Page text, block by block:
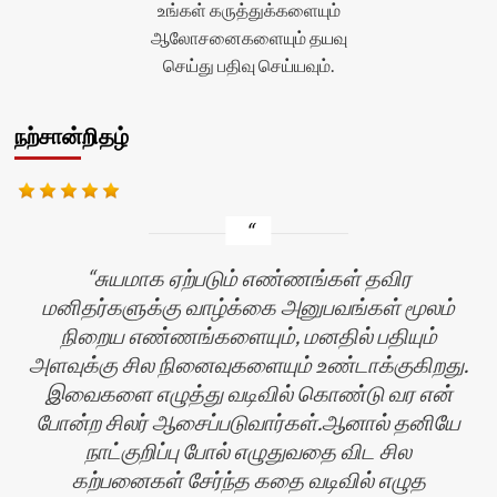
உங்கள் கருத்துக்களையும்
ஆலோசனைகளையும் தயவு
செய்து பதிவு செய்யவும்.
நற்சான்றிதழ்
சுயமாக ஏற்படும் எண்ணங்கள் தவிர
மனிதர்களுக்கு வாழ்க்கை அனுபவங்கள் மூலம்
நிறைய எண்ணங்களையும், மனதில் பதியும்
அளவுக்கு சில நினைவுகளையும் உண்டாக்குகிறது.
இவைகளை எழுத்து வடிவில் கொண்டு வர என்
போன்ற சிலர் ஆசைப்படுவார்கள்.ஆனால் தனியே
நாட்குறிப்பு போல் எழுதுவதை விட சில
கற்பனைகள் சேர்ந்த கதை வடிவில் எழுத